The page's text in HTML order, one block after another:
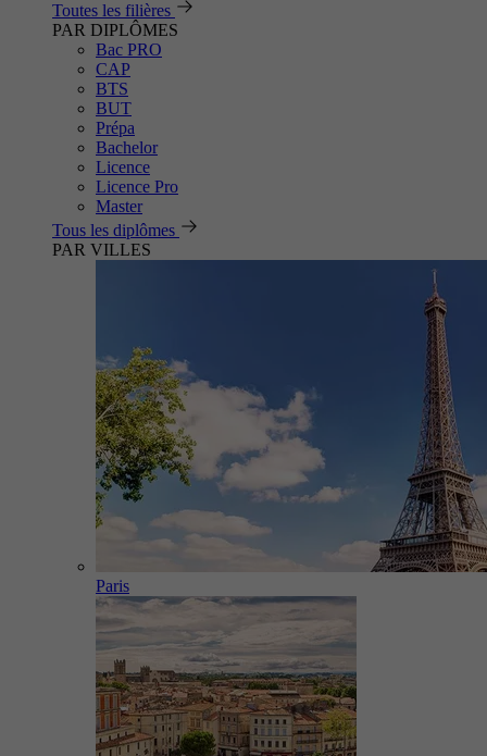
Toutes les filières
PAR DIPLÔMES
Bac PRO
CAP
BTS
BUT
Prépa
Bachelor
Licence
Licence Pro
Master
Tous les diplômes
PAR VILLES
Paris